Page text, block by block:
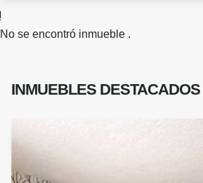
No se encontró inmueble .
INMUEBLES DESTACADOS